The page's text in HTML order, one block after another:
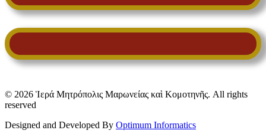
© 2026 Ἱερά Μητρόπολις Μαρωνείας καὶ Κομοτηνῆς. All rights
reserved
Designed and Developed By Optimum Informatics